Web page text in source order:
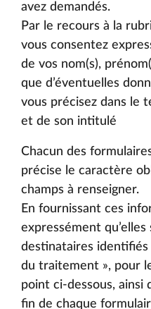
avez demandés.
Par le recours à la
vous consentez
de vos nom(s),
que d’éventuelles
vous précisez dans le
et de son intitulé
Chacun des
précise le caractère
champs à renseigner.
En fournissant ces
expressément
destinataires identifiés
du traitement », pour
point ci-dessous, ainsi
fin de chaque